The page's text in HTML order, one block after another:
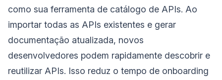
como sua ferramenta de catálogo de APIs. Ao
importar todas as APIs existentes e gerar
documentação atualizada, novos
desenvolvedores podem rapidamente descobrir e
reutilizar APIs. Isso reduz o tempo de onboarding